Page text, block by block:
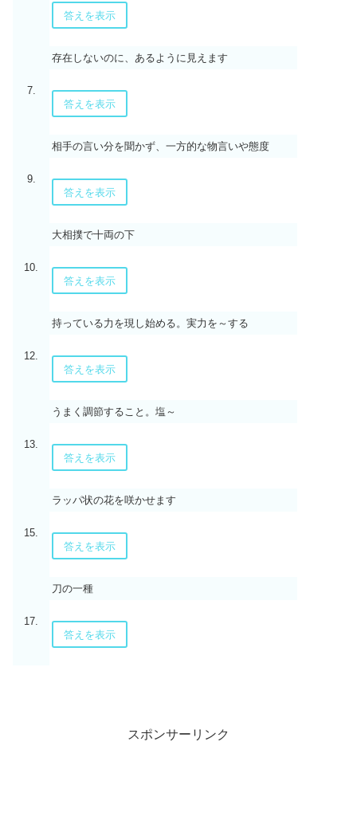
答えを表示
7.
存在しないのに、あるように見えます
答えを表示
9.
相手の言い分を聞かず、一方的な物言いや態度
答えを表示
10.
大相撲で十両の下
答えを表示
12.
持っている力を現し始める。実力を～する
答えを表示
13.
うまく調節すること。塩～
答えを表示
15.
ラッパ状の花を咲かせます
答えを表示
17.
刀の一種
答えを表示
スポンサーリンク